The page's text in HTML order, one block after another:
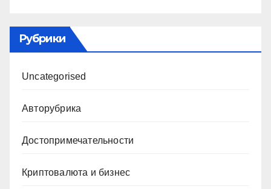
Рубрики
Uncategorised
Авторубрика
Достопримечательности
Криптовалюта и бизнес